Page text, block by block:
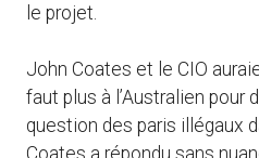
le projet.
John Coates et le CIO
faut plus à l’Australien pour
question des paris illégaux